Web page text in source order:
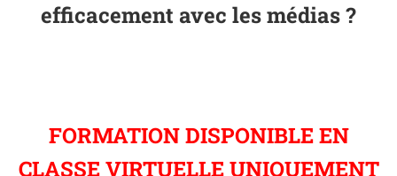
efficacement avec les médias ?
FORMATION DISPONIBLE EN
CLASSE VIRTUELLE UNIQUEMENT